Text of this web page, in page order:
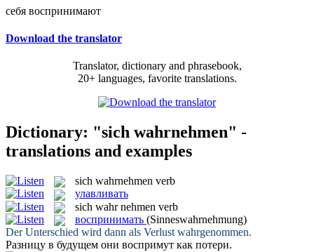
себя воспринимают
Download the translator
Translator, dictionary and phrasebook,
20+ languages, favorite translations.
Dictionary: "sich wahrnehmen" -
translations and examples
sich wahrnehmen verb
улавливать
sich wahr nehmen verb
воспринимать (Sinneswahrnehmung)
Der Unterschied wird dann als Verlust wahrgenommen.
Разницу в будущем они воспримут как потери.